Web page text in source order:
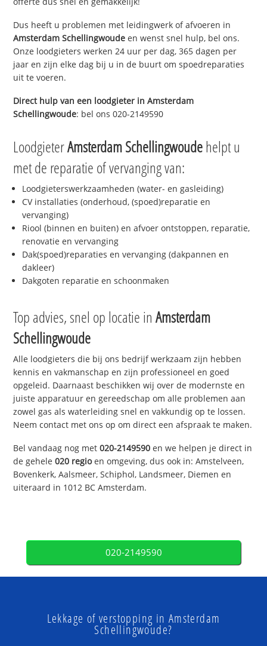
Dus heeft u problemen met leidingwerk of afvoeren in
Amsterdam Schellingwoude en wenst snel hulp, bel ons.
Onze loodgieters werken 24 uur per dag, 365 dagen per
jaar en zijn elke dag bij u in de buurt om spoedreparaties
uit te voeren.
Direct hulp van een loodgieter inAmsterdam
Schellingwoude: bel ons 020-2149590
LoodgieterAmsterdam Schellingwoudehelpt u
met de reparatie of vervanging van:
Loodgieterswerkzaamheden (water- en gasleiding)
CV installaties (onderhoud, (spoed)reparatie en
vervanging)
Riool (binnen en buiten) en afvoer ontstoppen, reparatie,
renovatie en vervanging
Dak(spoed)reparaties en vervanging (dakpannen en
dakleer)
Dakgoten reparatie en schoonmaken
Top advies, snel op locatie inAmsterdam
Schellingwoude
Alle loodgieters die bij ons bedrijf werkzaam zijn hebben
kennis en vakmanschap en zijn professioneel en goed
opgeleid. Daarnaast beschikken wij over de modernste en
juiste apparatuur en gereedschap om alle problemen aan
zowel gas als waterleiding snel en vakkundig op te lossen.
Neem contact met ons op om direct een afspraak te maken.
Bel vandaag nog met020-2149590 en we helpen je direct in
de gehele020 regioen omgeving, dus ook in: Amstelveen,
Bovenkerk, Aalsmeer, Schiphol, Landsmeer, Diemen en
uiteraard in 1012 BC Amsterdam.
020-2149590
Lekkage of verstopping in Amsterdam
Schellingwoude?